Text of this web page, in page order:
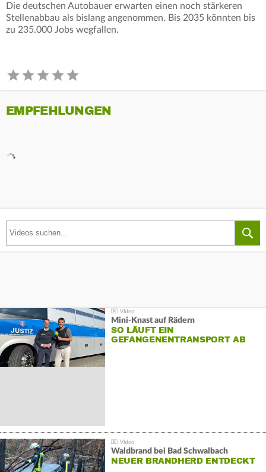
Die deutschen Autobauer erwarten einen noch stärkeren
Stellenabbau als bislang angenommen. Bis 2035 könnten bis
zu 235.000 Jobs wegfallen.
EMPFEHLUNGEN
Mini-Knast auf Rädern
SO LÄUFT EIN
GEFANGENENTRANSPORT AB
Waldbrand bei Bad Schwalbach
NEUER BRANDHERD ENTDECKT